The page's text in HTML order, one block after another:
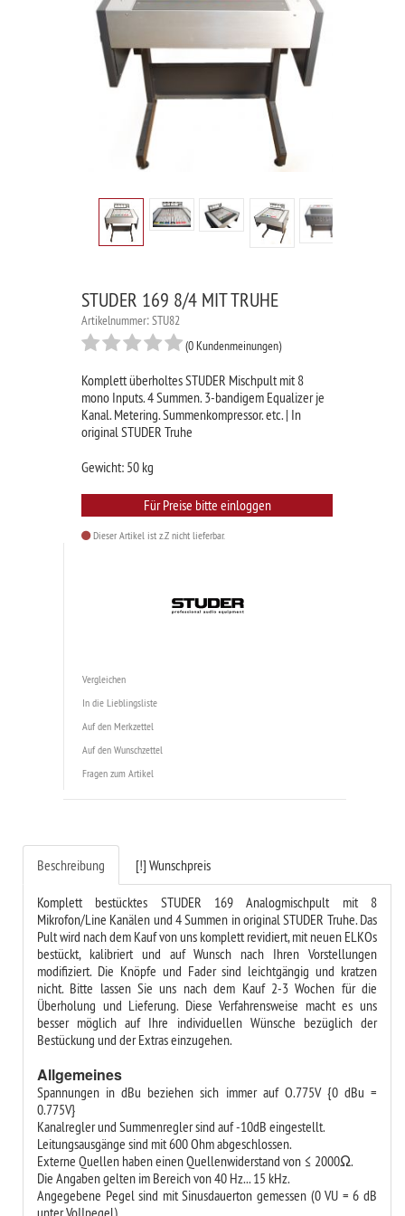
STUDER 169 8/4 MIT TRUHE
Artikelnummer: STU82
(0 Kundenmeinungen)
Komplett überholtes STUDER Mischpult mit 8
mono Inputs. 4 Summen. 3-bandigem Equalizer je
Kanal. Metering. Summenkompressor. etc. | In
original STUDER Truhe
Gewicht: 50 kg
Für Preise bitte einloggen
Dieser Artikel ist z.Z nicht lieferbar.
Vergleichen
In die Lieblingsliste
Auf den Merkzettel
Auf den Wunschzettel
Fragen zum Artikel
Beschreibung [!] Wunschpreis
Komplett bestücktes STUDER 169 Analogmischpult mit 8
Mikrofon/Line Kanälen und 4 Summen in original STUDER Truhe. Das
Pult wird nach dem Kauf von uns komplett revidiert, mit neuen ELKOs
bestückt, kalibriert und auf Wunsch nach Ihren Vorstellungen
modifiziert. Die Knöpfe und Fader sind leichtgängig und kratzen
nicht. Bitte lassen Sie uns nach dem Kauf 2-3 Wochen für die
Überholung und Lieferung. Diese Verfahrensweise macht es uns
besser möglich auf Ihre individuellen Wünsche bezüglich der
Bestückung und der Extras einzugehen.
Allgemeines
Spannungen in dBu beziehen sich immer auf O.775V {0 dBu =
0.775V}
Kanalregler und Summenregler sind auf -10dB eingestellt.
Leitungsausgänge sind mit 600 Ohm abgeschlossen.
Externe Quellen haben einen Quellenwiderstand von ≤ 2000Ω.
Die Angaben gelten im Bereich von 40 Hz... 15 kHz.
Angegebene Pegel sind mit Sinusdauerton gemessen (0 VU = 6 dB